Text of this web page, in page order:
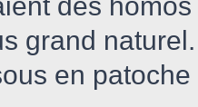
grand
en